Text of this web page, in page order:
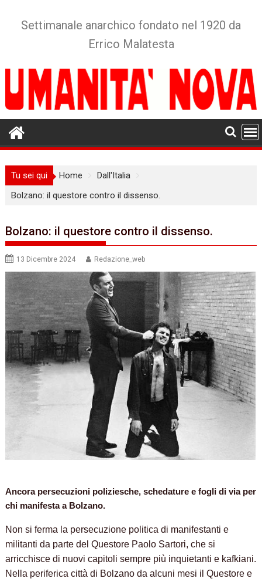
Settimanale anarchico fondato nel 1920 da
Errico Malatesta
Tu sei qui Home
Dall'Italia
Bolzano: il questore contro il dissenso.
Bolzano: il questore contro il dissenso.
13 Dicembre 2024 Redazione_web
Ancora persecuzioni poliziesche, schedature e fogli di via per
chi manifesta a Bolzano.
Non si ferma la persecuzione politica di manifestanti e
militanti da parte del Questore Paolo Sartori, che si
arricchisce di nuovi capitoli sempre più inquietanti e kafkiani.
Nella periferica città di Bolzano da alcuni mesi il Questore e